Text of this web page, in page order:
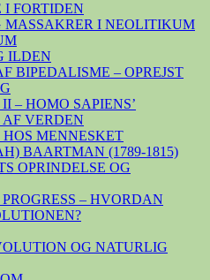
FORTIDEN
MASSAKRER I NEOLITIKUM
ILDEN
BIPEDALISME – OPREJST
– HOMO SAPIENS’
VERDEN
MENNESKET
BAARTMAN (1789-1815)
OPRINDELSE OG
– HVORDAN
OG NATURLIG